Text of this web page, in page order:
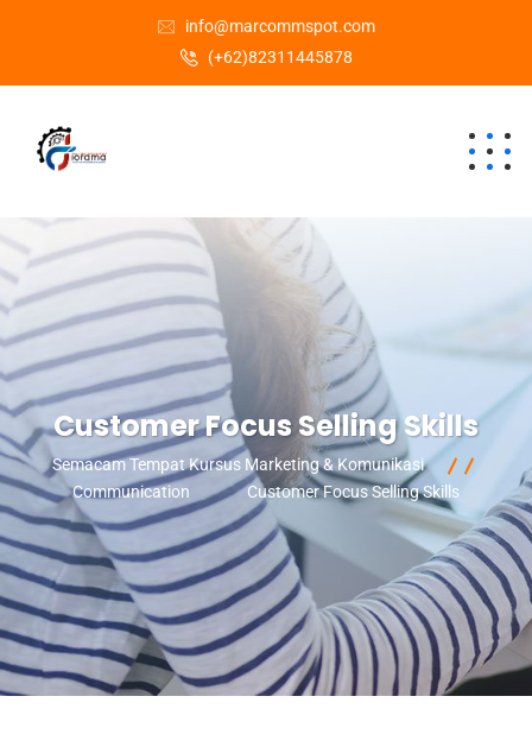
info@marcommspot.com
(+62)82311445878
Customer Focus Selling Skills
Semacam Tempat Kursus Marketing & Komunikasi
Communication
Customer Focus Selling Skills